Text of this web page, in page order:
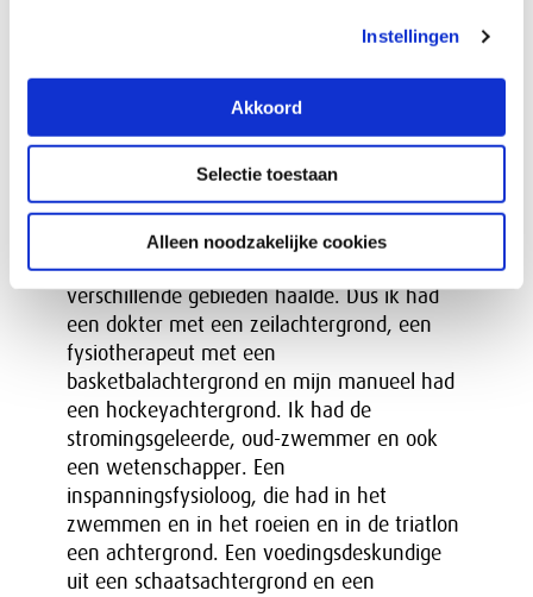
Instellingen
Akkoord
Selectie toestaan
Alleen noodzakelijke cookies
bewegingswetenschappers, de beste
beste sporters, met verschillende
die kruisbestuiving hadden zij de slimme
oplossingen en waren ze echt een stap voor
op de concurrentie. Dat gegeven ben ik op
mezelf gaan toepassen na Atlanta en dat
zorgde ervoor dat ik allerlei experts uit
verschillende gebieden haalde. Dus ik had
een dokter met een zeilachtergrond, een
fysiotherapeut met een
basketbalachtergrond en mijn manueel had
een hockeyachtergrond. Ik had de
stromingsgeleerde, oud-zwemmer en ook
een wetenschapper. Een
inspanningsfysioloog, die had in het
zwemmen en in het roeien en in de triatlon
een achtergrond. Een voedingsdeskundige
uit een schaatsachtergrond en een